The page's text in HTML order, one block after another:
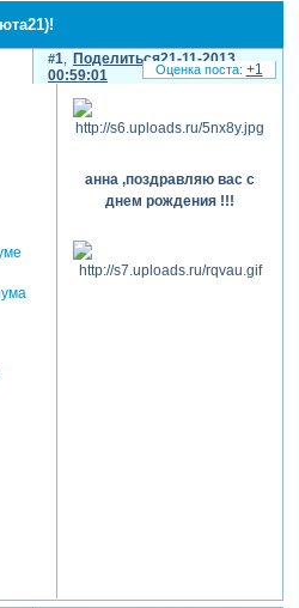
Поделиться
1
21-11-2013
00:59:01
анна ,поздравляю вас с
днем рождения !!!
+1